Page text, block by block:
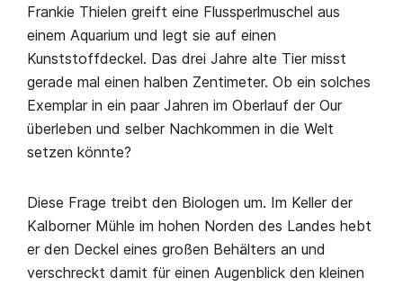
Frankie Thielen greift eine Flussperlmuschel aus
einem Aquarium und legt sie auf einen
Kunststoffdeckel. Das drei Jahre alte Tier misst
gerade mal einen halben Zentimeter. Ob ein solches
Exemplar in ein paar Jahren im Oberlauf der Our
überleben und selber Nachkommen in die Welt
setzen könnte?
Diese Frage treibt den Biologen um. Im Keller der
Kalborner Mühle im hohen Norden des Landes hebt
er den Deckel eines großen Behälters an und
verschreckt damit für einen Augenblick den kleinen